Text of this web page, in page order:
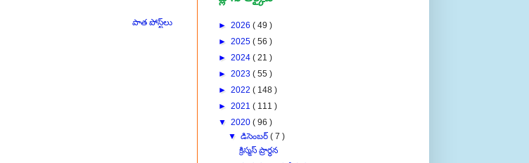
పాత పోస్ట్‌లు
► 2025 ( 56 )
► 2024 ( 21 )
► 2023 ( 55 )
► 2022 ( 148 )
► 2021 ( 111 )
▼ 2020 ( 96 )
▼డిసెంబర్( 7 )
క్రిస్మస్ ప్రార్ధన
సంవత్సరాంత వేడుకలు